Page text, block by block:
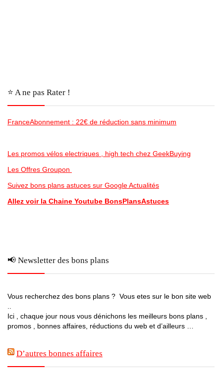
⭐️ A ne pas Rater !
FranceAbonnement : 22€ de réduction sans minimum
Les promos vélos electriques , high tech chez GeekBuying
Les Offres Groupon
Suivez bons plans astuces sur Google Actualités
Allez voir la Chaine Youtube BonsPlansAstuces
📢 Newsletter des bons plans
Vous recherchez des bons plans ? Vous etes sur le bon site web
Ici , chaque jour nous vous dénichons les meilleurs bons plans ,
promos , bonnes affaires, réductions du web et d’ailleurs …
D’autres bonnes affaires